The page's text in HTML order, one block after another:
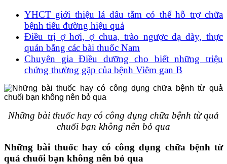
YHCT giới thiệu lá dâu tằm có thể hỗ trợ chữa
bệnh tiểu đường hiệu quả
Điều trị ợ hơi, ợ chua, trào ngược dạ dày, thực
quản bằng các bài thuốc Nam
Chuyên gia Điều dưỡng cho biết những triệu
chứng thường gặp của bệnh Viêm gan B
Những bài thuốc hay có công dụng chữa bệnh từ quả
chuối bạn không nên bỏ qua
Những bài thuốc haycó công dụng chữa bệnh từ
quả chuối bạn không nên bỏ qua